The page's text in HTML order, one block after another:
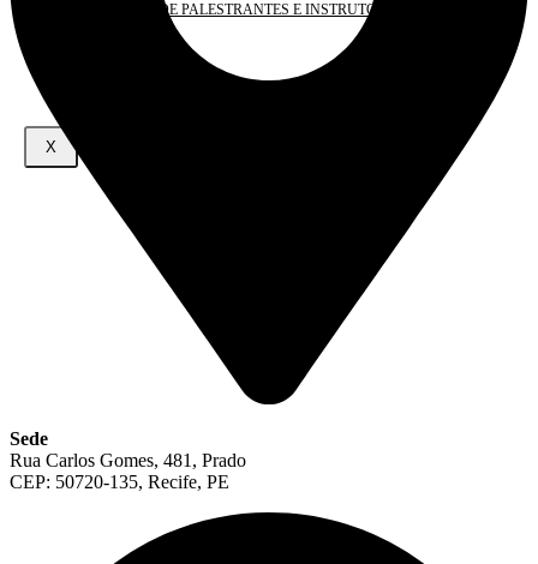
CADASTRO DE PALESTRANTES E INSTRUTORES
X
Sede
Rua Carlos Gomes, 481, Prado
CEP: 50720-135, Recife, PE